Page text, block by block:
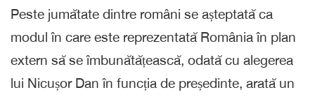
Peste jumătate dintre români se așteptată ca
modul în care este reprezentată România în plan
extern să se îmbunătățească, odată cu alegerea
lui Nicușor Dan în funcția de președinte, arată un